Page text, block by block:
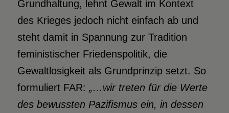
Grundhaltung, lehnt Gewalt im Kontext
des Krieges jedoch nicht einfach ab und
steht damit in Spannung zur Tradition
feministischer Friedenspolitik, die
Gewaltlosigkeit als Grundprinzip setzt. So
formuliert FAR: „…wir treten für die Werte
des bewussten Pazifismus ein, in dessen